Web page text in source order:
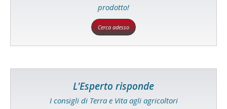
prodotto!
Cerca adesso
L'Esperto risponde
I consigli di Terra e Vita agli agricoltori